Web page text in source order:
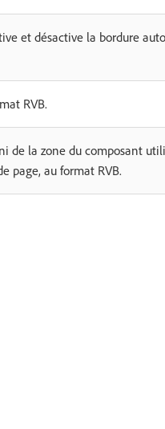
et désactive la bordure
RVB.
de la zone du composant
page, au format RVB.